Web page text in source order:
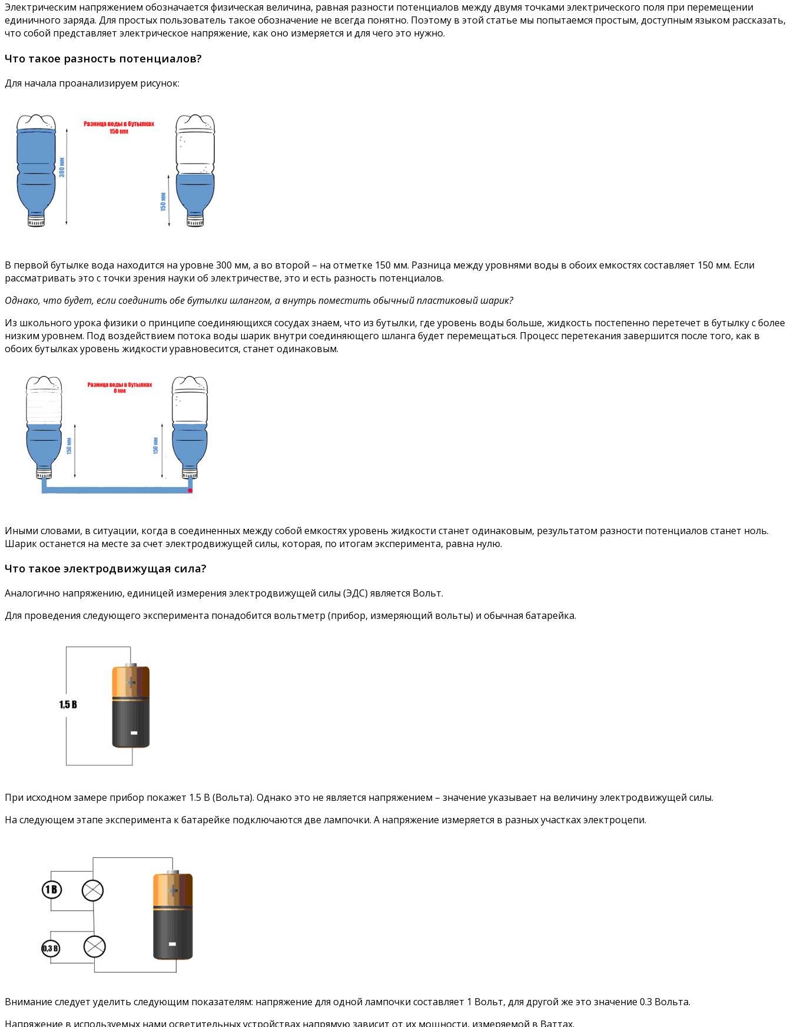
Электрическим напряжением обозначается физическая величина, равная разности потенциалов между двумя точками электрического поля при перемещении
единичного заряда. Для простых пользователь такое обозначение не всегда понятно. Поэтому в этой статье мы попытаемся простым, доступным языком рассказать,
что собой представляет электрическое напряжение, как оно измеряется и для чего это нужно.
Что такое разность потенциалов?
Для начала проанализируем рисунок:
В первой бутылке вода находится на уровне 300 мм, а во второй – на отметке 150 мм. Разница между уровнями воды в обоих емкостях составляет 150 мм. Если
рассматривать это с точки зрения науки об электричестве, это и есть разность потенциалов.
Однако, что будет, если соединить обе бутылки шлангом, а внутрь поместить обычный пластиковый шарик?
Из школьного урока физики о принципе соединяющихся сосудах знаем, что из бутылки, где уровень воды больше, жидкость постепенно перетечет в бутылку с более
низким уровнем. Под воздействием потока воды шарик внутри соединяющего шланга будет перемещаться. Процесс перетекания завершится после того, как в
обоих бутылках уровень жидкости уравновесится, станет одинаковым.
Иными словами, в ситуации, когда в соединенных между собой емкостях уровень жидкости станет одинаковым, результатом разности потенциалов станет ноль.
Шарик останется на месте за счет электродвижущей силы, которая, по итогам эксперимента, равна нулю.
Что такое электродвижущая сила?
Аналогично напряжению, единицей измерения электродвижущей силы (ЭДС) является Вольт.
Для проведения следующего эксперимента понадобится вольтметр (прибор, измеряющий вольты) и обычная батарейка.
При исходном замере прибор покажет 1.5 В (Вольта). Однако это не является напряжением – значение указывает на величину электродвижущей силы.
На следующем этапе эксперимента к батарейке подключаются две лампочки. А напряжение измеряется в разных участках электроцепи.
Внимание следует уделить следующим показателям: напряжение для одной лампочки составляет 1 Вольт, для другой же это значение 0.3 Вольта.
Напряжение в используемых нами осветительных устройствах напрямую зависит от их мощности, измеряемой в Ваттах.